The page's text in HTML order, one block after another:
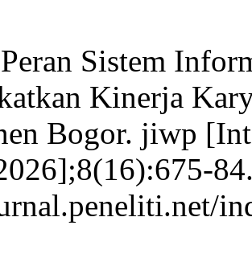
Sistem
Kinerja
Bogor. jiwp